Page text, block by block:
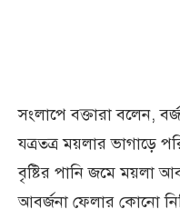
সংলাপে বক্তারা বলেন,
যত্রতত্র ময়লার ভাগাড়ে
বৃষ্টির পানি জমে ময়লা
আবর্জনা ফেলার কোনো